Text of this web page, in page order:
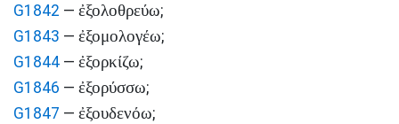
G1842 — ἐξολοθρεύω;
G1843 — ἐξομολογέω;
G1844 — ἐξορκίζω;
G1846 — ἐξορύσσω;
G1847 — ἐξουδενόω;